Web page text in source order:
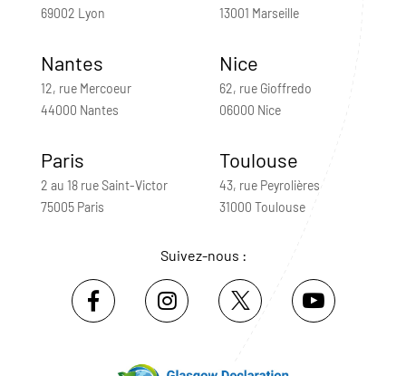
69002 Lyon
13001 Marseille
Nantes
12, rue Mercoeur
44000 Nantes
Nice
62, rue Gioffredo
06000 Nice
Paris
2 au 18 rue Saint-Victor
75005 Paris
Toulouse
43, rue Peyrolières
31000 Toulouse
Suivez-nous :